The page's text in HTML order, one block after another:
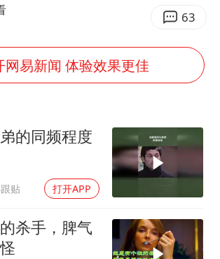
几元成本的AI广告导致千万市值蒸发
浙江台州《告全体市民书》
酒店回应车内过夜被收150元
梁家辉百花奖演讲落泪
人民的健康、体质、幸福一脉相承
63
网易新闻 体验效果更佳
的同频程度
贴 打开APP
杀手，脾气